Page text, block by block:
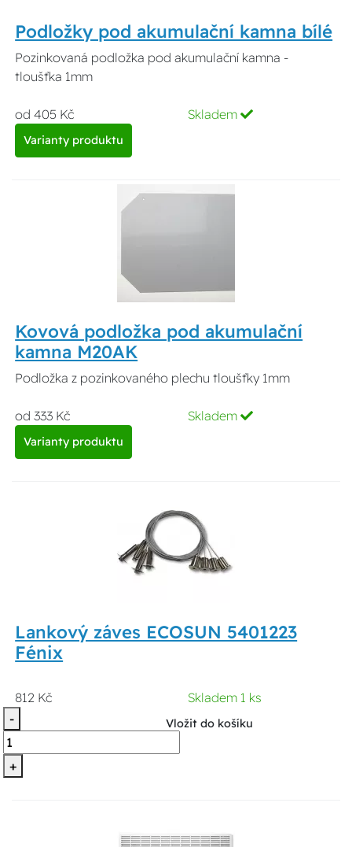
Podložky pod akumulační kamna bílé
Pozinkovaná podložka pod akumulační kamna -
tloušťka 1mm
od 405 Kč Skladem
Varianty produktu
Kovová podložka pod akumulační
kamna M20AK
Podložka z pozinkovaného plechu tloušťky 1mm
od 333 Kč Skladem
Varianty produktu
Lankový záves ECOSUN 5401223
Fénix
812 Kč
Skladem 1 ks
-
+
Vložit do košíku